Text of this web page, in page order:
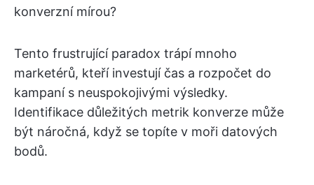
konverzní mírou?
Tento frustrující paradox trápí mnoho
marketérů, kteří investují čas a rozpočet do
kampaní s neuspokojivými výsledky.
Identifikace důležitých metrik konverze může
být náročná, když se topíte v moři datových
bodů.